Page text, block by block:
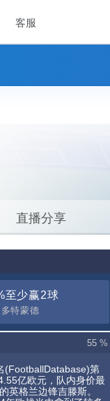
客服
直播分享
至少赢2球
多特蒙德
55 %
(FootballDatabase)第
亿欧元，队内身价最
英格兰边锋吉滕斯。